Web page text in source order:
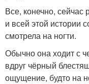
Все, конечно, сейчас
и всей этой истории
смотрела на ногти.
Обычно она ходит с
вдруг чёрный
ощущение, будто на